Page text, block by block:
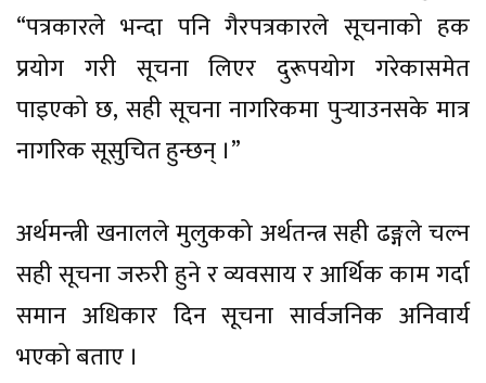
“पत्रकारले भन्दा पनि गैरपत्रकारले सूचनाको हक
प्रयोग गरी सूचना लिएर दुरूपयोग गरेकासमेत
पाइएको छ, सही सूचना नागरिकमा पुर्‍याउनसके मात्र
नागरिक सूसुचित हुन्छन् ।”
अर्थमन्त्री खनालले मुलुकको अर्थतन्त्र सही ढङ्गले चल्न
सही सूचना जरुरी हुने र व्यवसाय र आर्थिक काम गर्दा
समान अधिकार दिन सूचना सार्वजनिक अनिवार्य
भएको बताए ।